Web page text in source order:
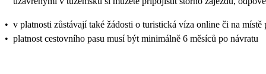
• v platnosti zůstávají také žádosti o turistická víza online či na
• platnost cestovního pasu musí být minimálně 6 měsíců po návratu